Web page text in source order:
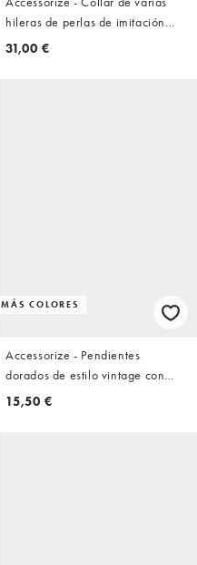
hileras de perlas de imitación
irregulares
31,00 €
MÁS COLORES
Accessorize - Pendientes
dorados de estilo vintage con
piedra verdes
15,50 €